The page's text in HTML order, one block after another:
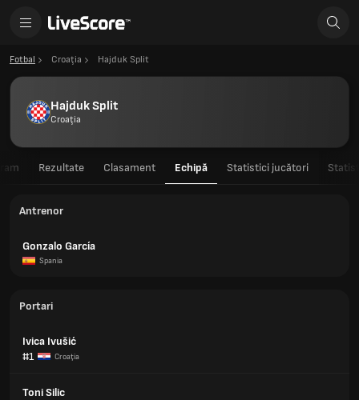
Fotbal Croaţia Hajduk Split
Hajduk Split
Croaţia
Rezultate Clasament Echipă Statistici jucători
Antrenor
Gonzalo García
Spania
Portari
Ivica Ivušić
#1
Croaţia
Toni Silic